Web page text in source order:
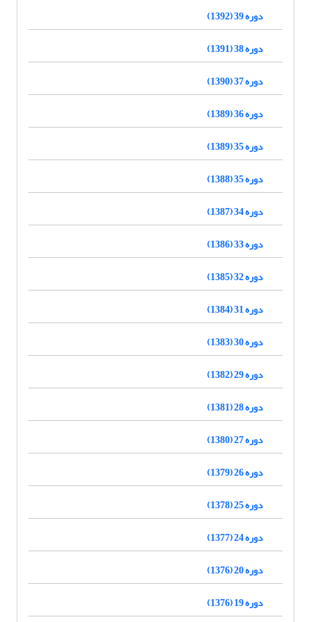
دوره 39 (1392)
دوره 38 (1391)
دوره 37 (1390)
دوره 36 (1389)
دوره 35 (1389)
دوره 35 (1388)
دوره 34 (1387)
دوره 33 (1386)
دوره 32 (1385)
دوره 31 (1384)
دوره 30 (1383)
دوره 29 (1382)
دوره 28 (1381)
دوره 27 (1380)
دوره 26 (1379)
دوره 25 (1378)
دوره 24 (1377)
دوره 20 (1376)
دوره 19 (1376)